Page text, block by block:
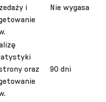
i
Nie wygasa
oraz
90 dni